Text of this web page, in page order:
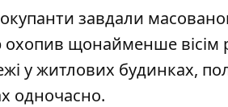
завдали
охопив щонайменше вісім
у житлових будинках,
одночасно.